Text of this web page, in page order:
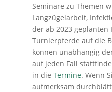
Seminare zu Themen
Langzügelarbeit,
der ab 2023
Turnierpferde auf die
können unabhängig
auf jeden Fall
in die Termine. Wenn
aufmerksam